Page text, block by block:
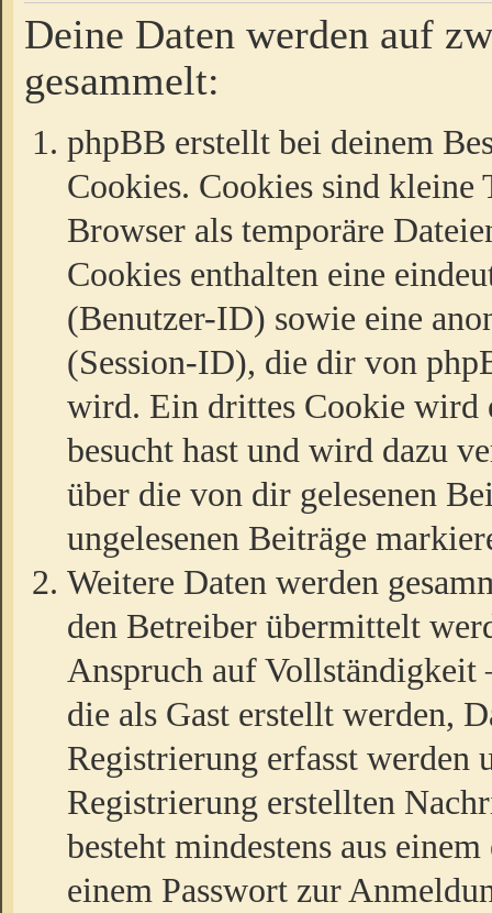
Deine Daten werden auf
gesammelt:
phpBB erstellt bei deinem
Cookies. Cookies sind kleine
Browser als temporäre
Cookies enthalten eine
(Benutzer-ID) sowie eine
(Session-ID), die dir von
wird. Ein drittes Cookie wird
besucht hast und wird dazu
über die von dir gelesenen
ungelesenen Beiträge
Weitere Daten werden
den Betreiber übermittelt
Anspruch auf
die als Gast erstellt werden,
Registrierung erfasst werden
Registrierung erstellten
besteht mindestens aus
einem Passwort zur